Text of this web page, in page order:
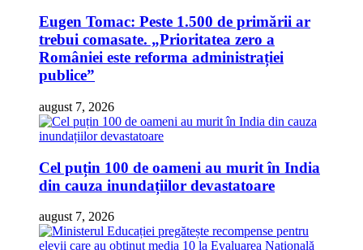
Eugen Tomac: Peste 1.500 de primării ar
trebui comasate. „Prioritatea zero a
României este reforma administrației
publice”
august 7, 2026
Cel puțin 100 de oameni au murit în India
din cauza inundațiilor devastatoare
august 7, 2026